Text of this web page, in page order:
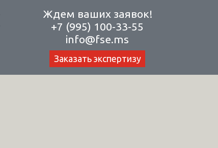
Ждем ваших заявок!
+7 (995) 100-33-55
info@fse.ms
Заказать экспертизу